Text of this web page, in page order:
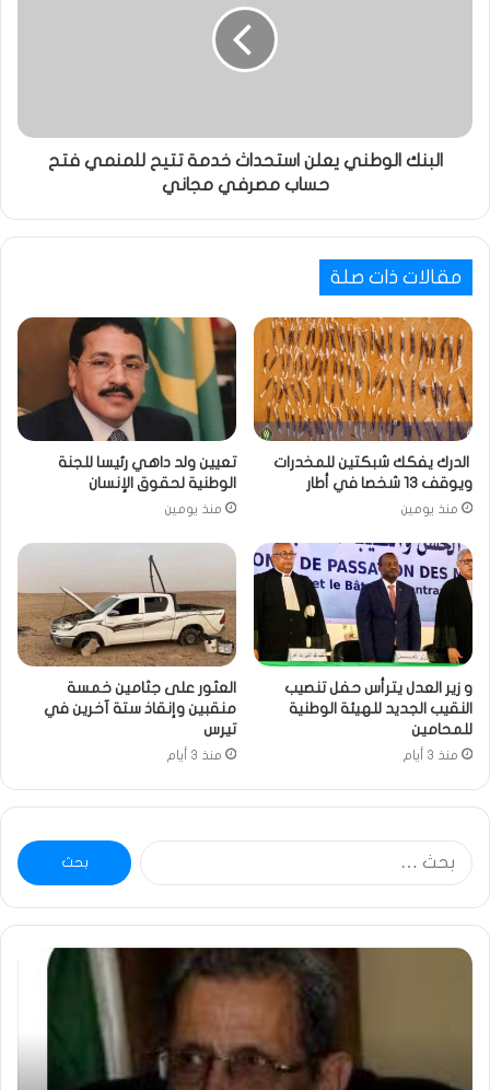
البنك الوطني يعلن استحداث خدمة تتيح للمنمي فتح
حساب مصرفي مجاني
مقالات ذات صلة
الدرك يفكك شبكتين للمخدرات
ويوقف 13 شخصا في أطار
منذ يومين
تعيين ولد داهي رئيسا للجنة
الوطنية لحقوق الإنسان
منذ يومين
و زير العدل يترأس حفل تنصيب
النقيب الجديد للهيئة الوطنية
للمحامين
منذ 3 أيام
العثور على جثامين خمسة
منقبين وإنقاذ ستة آخرين في
تيرس
منذ 3 أيام
البحث
عن:
ومضة
بالحقيقة…/